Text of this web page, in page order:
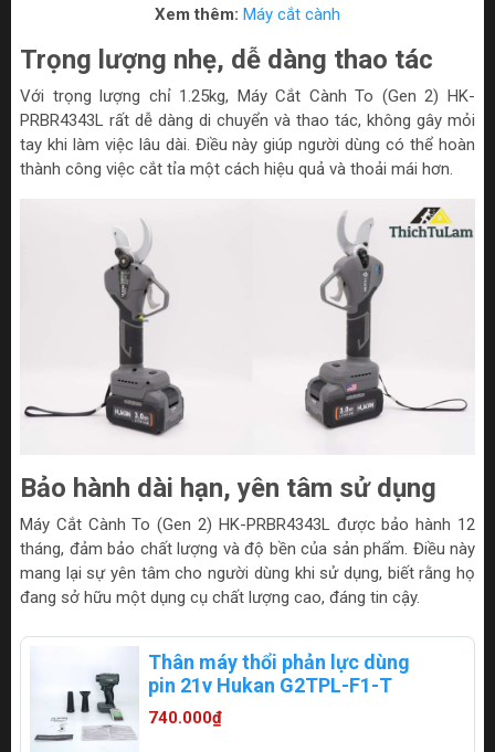
Xem thêm: Máy cắt cành
Trọng lượng nhẹ, dễ dàng thao tác
Với trọng lượng chỉ 1.25kg, Máy Cắt Cành To (Gen 2) HK-
PRBR4343L rất dễ dàng di chuyển và thao tác, không gây mỏi
tay khi làm việc lâu dài. Điều này giúp người dùng có thể hoàn
thành công việc cắt tỉa một cách hiệu quả và thoải mái hơn.
Bảo hành dài hạn, yên tâm sử dụng
Máy Cắt Cành To (Gen 2) HK-PRBR4343L được bảo hành 12
tháng, đảm bảo chất lượng và độ bền của sản phẩm. Điều này
mang lại sự yên tâm cho người dùng khi sử dụng, biết rằng họ
đang sở hữu một dụng cụ chất lượng cao, đáng tin cậy.
Thân máy thổi phản lực dùng
pin 21v Hukan G2TPL-F1-T
740.000₫